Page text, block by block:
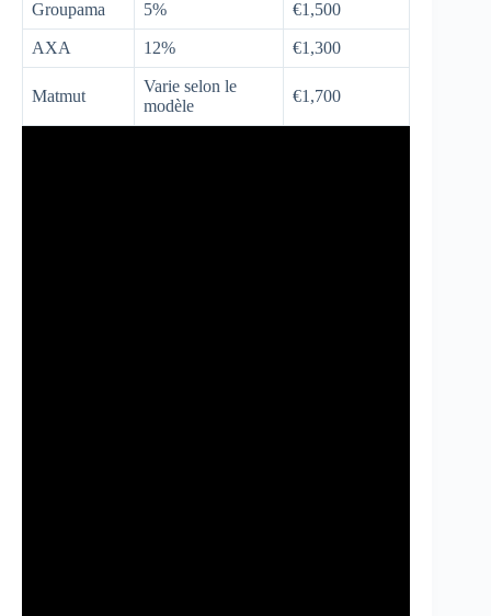
Groupama 5% €1,500
AXA 12% €1,300
Matmut
Varie selon le
modèle
€1,700